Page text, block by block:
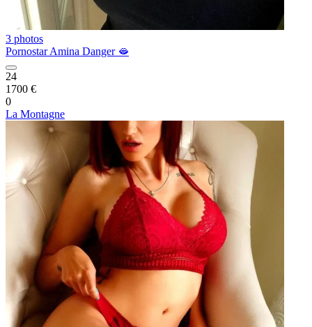
3 photos
Pornostar Amina Danger 🫦
24
1700 €
0
La Montagne